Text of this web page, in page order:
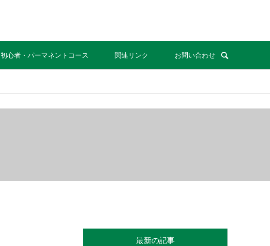
初心者・パーマネントコース 関連リンク お問い合わせ
最新の記事